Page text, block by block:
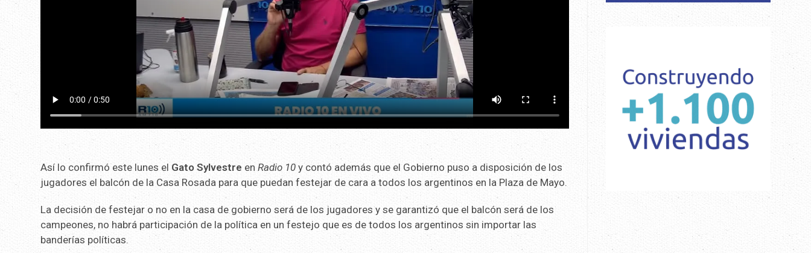
Así lo confirmó este lunes el Gato Sylvestre en Radio 10 y contó además que el Gobierno puso a disposición de los
jugadores el balcón de la Casa Rosada para que puedan festejar de cara a todos los argentinos en la Plaza de Mayo.
La decisión de festejar o no en la casa de gobierno será de los jugadores y se garantizó que el balcón será de los
campeones, no habrá participación de la política en un festejo que es de todos los argentinos sin importar las
banderías políticas.